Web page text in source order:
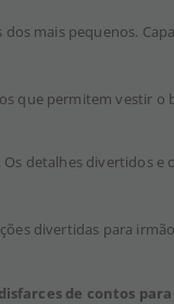
mais pequenos.
que permitem vestir o
detalhes divertidos
divertidas para
disfarces de contos